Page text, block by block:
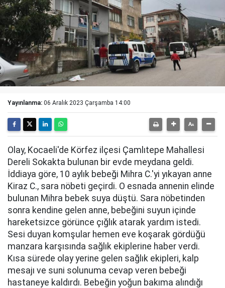
Yayınlanma: 06 Aralık 2023 Çarşamba 14:00
Olay, Kocaeli'de Körfez ilçesi Çamlıtepe Mahallesi
Dereli Sokakta bulunan bir evde meydana geldi.
İddiaya göre, 10 aylık bebeği Mihra C.'yi yıkayan anne
Kiraz C., sara nöbeti geçirdi. O esnada annenin elinde
bulunan Mihra bebek suya düştü. Sara nöbetinden
sonra kendine gelen anne, bebeğini suyun içinde
hareketsizce görünce çığlık atarak yardım istedi.
Sesi duyan komşular hemen eve koşarak gördüğü
manzara karşısında sağlık ekiplerine haber verdi.
Kısa sürede olay yerine gelen sağlık ekipleri, kalp
mesajı ve suni solunuma cevap veren bebeği
hastaneye kaldırdı. Bebeğin yoğun bakıma alındığı